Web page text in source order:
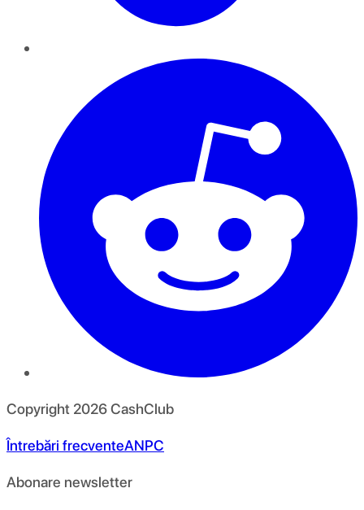
Copyright 2026CashClub
Întrebări frecventeANPC
Abonare newsletter